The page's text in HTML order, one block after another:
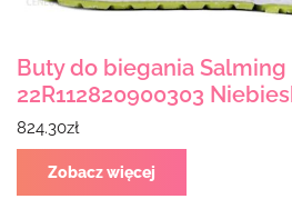
Buty do biegania Salming
22R112820900303
824.30zł
Zobacz więcej